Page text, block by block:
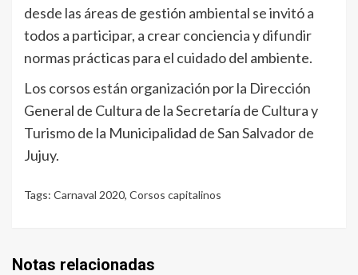
desde las áreas de gestión ambiental se invitó a
todos a participar, a crear conciencia y difundir
normas prácticas para el cuidado del ambiente.
Los corsos están organización por la Dirección
General de Cultura de la Secretaría de Cultura y
Turismo de la Municipalidad de San Salvador de
Jujuy.
Tags: Carnaval 2020, Corsos capitalinos
Notas relacionadas